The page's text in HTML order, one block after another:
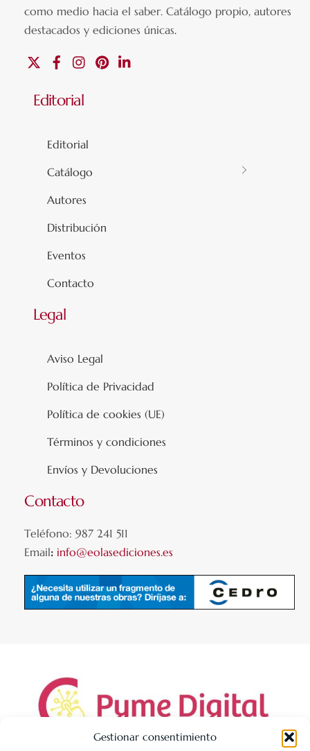
Gestionar consentimiento
como medio hacia el saber.Catálogo propio, autores
destacados y ediciones únicas.
FacebookInstagramPinterest
Editorial
Editorial
Catálogo
Autores
Distribución
Eventos
Contacto
Legal
Aviso Legal
Política de Privacidad
Política de cookies (UE)
Términos y condiciones
Envíos y Devoluciones
Contacto
Teléfono: 987 241 511
Email: info@eolasediciones.es